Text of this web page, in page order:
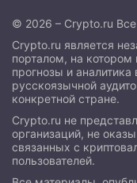
© 2026 – Crypto.ru
Crypto.ru является
порталом, на котором
прогнозы и
русскоязычной
конкретной стране.
Crypto.ru не
организаций, не
связанных с
пользователей.